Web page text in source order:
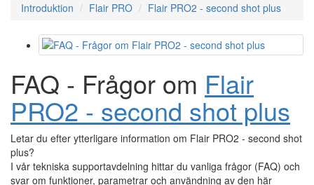
Introduktion Flair PRO Flair PRO2 - second shot plus
FAQ - Frågor om Flair
PRO2 - second shot plus
Letar du efter ytterligare information om Flair PRO2 - second shot
plus?
I vår tekniska supportavdelning hittar du vanliga frågor (FAQ) och
svar om funktioner, parametrar och användning av den här